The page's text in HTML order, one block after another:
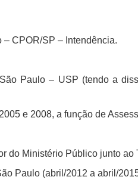
CPOR/SP – Intendência.​​
Paulo – USP (tendo a
e 2008, a função de
do Ministério Público junto
Paulo (abril/2012 a abril/